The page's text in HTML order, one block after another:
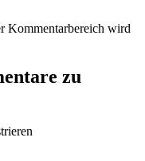
Kommentarbereich wird
zu